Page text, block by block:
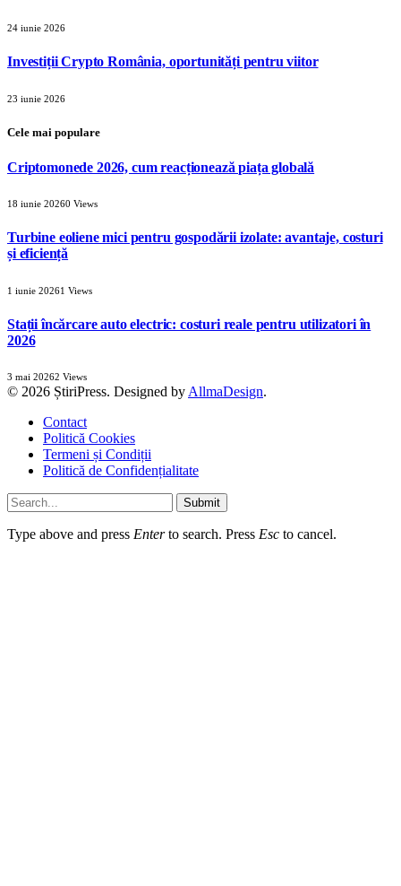
24 iunie 2026
Investiții Crypto România, oportunități pentru viitor
23 iunie 2026
Cele mai populare
Criptomonede 2026, cum reacționează piața globală
18 iunie 20260 Views
Turbine eoliene mici pentru gospodării izolate: avantaje, costuri
și eficiență
1 iunie 20261 Views
Stații încărcare auto electric: costuri reale pentru utilizatori în
2026
3 mai 20262 Views
© 2026 ȘtiriPress. Designed by AllmaDesign.
Contact
Politică Cookies
Termeni și Condiții
Politică de Confidențialitate
Submit
Type above and press Enterto search. Press Esc to cancel.